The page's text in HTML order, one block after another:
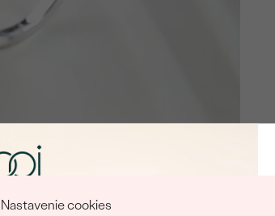
Nastavenie cookies